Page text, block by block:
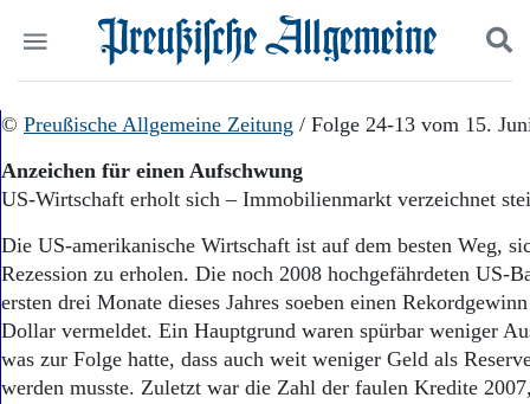
Politik
Wirtschaft
Panorama
Leben
Geschichte
Ostpreußen
Pommern
Berlin-Brandenburg
Schlesien
Suchen und finden
© Preußische Allgemeine Zeitung / Folge 24-13 vom 15.
Anzeichen für einen Aufschwung
US-Wirtschaft erholt sich – Immobilienmarkt verzeichnet
Die US-amerikanische Wirtschaft ist auf dem besten Weg,
Rezession zu erholen. Die noch 2008 hochgefährdeten US-
ersten drei Monate dieses Jahres soeben einen
Dollar vermeldet. Ein Hauptgrund waren spürbar weniger
was zur Folge hatte, dass auch weit weniger Geld als
werden musste. Zuletzt war die Zahl der faulen Kredite